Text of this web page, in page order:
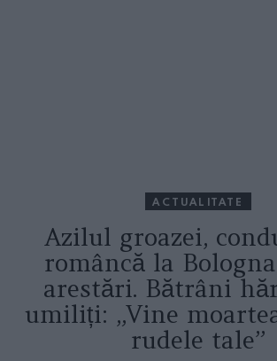
ACTUALITATE
Azilul groazei,
româncă la
arestări. Bătrâni
umiliți: „Vine
rudele tale”